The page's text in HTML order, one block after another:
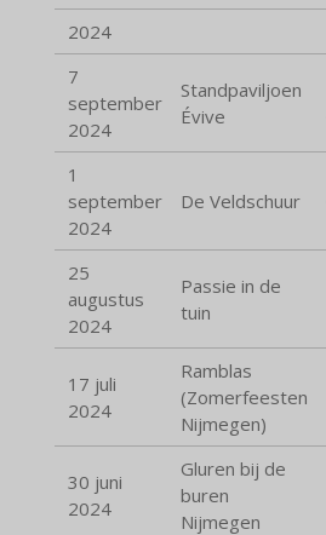
2024
7
september
2024
Standpaviljoen
Évive
1
september
2024
De Veldschuur
25
augustus
2024
Passie in de
tuin
17 juli
2024
Ramblas
(Zomerfeesten
Nijmegen)
30 juni
2024
Gluren bij de
buren
Nijmegen